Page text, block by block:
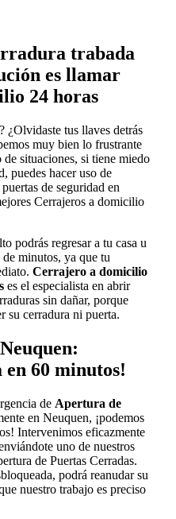
trabada
es llamar
24 horas
¿Olvidaste tus llaves detrás
muy bien lo frustrante
situaciones, si tiene miedo
puedes hacer uso de
de seguridad en
Cerrajeros a domicilio
podrás regresar a tu casa u
minutos, ya que tu
Cerrajero a domicilio
es el especialista en abrir
sin dañar, porque
su cerradura ni puerta.
en 60 minutos!
de Apertura de
en Neuquen, ¡podemos
Intervenimos eficazmente
uno de nuestros
de Puertas Cerradas.
podrá reanudar su
nuestro trabajo es preciso